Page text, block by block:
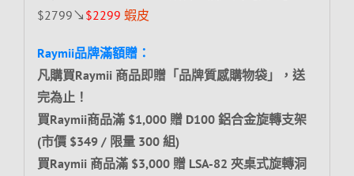
$2799↘ $2299 蝦皮
Raymii品牌滿額贈：
凡購買Raymii 商品即贈「品牌質感購物袋」，送
完為止！
買Raymii商品滿 $1,000 贈 D100 鋁合金旋轉支架
(市價 $349 / 限量 300 組)
買Raymii 商品滿 $3,000 贈 LSA-82 夾桌式旋轉洞